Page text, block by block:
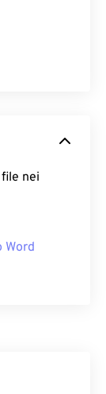
nei
Word